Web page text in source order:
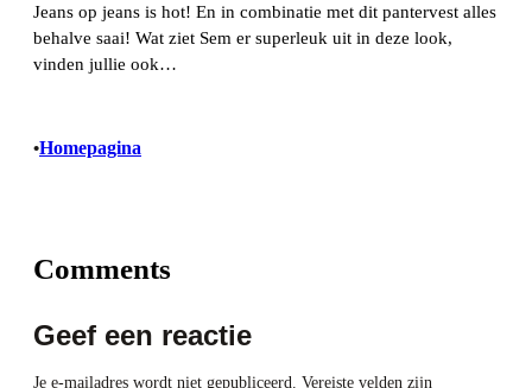
Jeans op jeans is hot! En in combinatie met dit pantervest alles
behalve saai! Wat ziet Sem er superleuk uit in deze look,
vinden jullie ook…
•Homepagina
Comments
Geef een reactie
Je e-mailadres wordt niet gepubliceerd. Vereiste velden zijn